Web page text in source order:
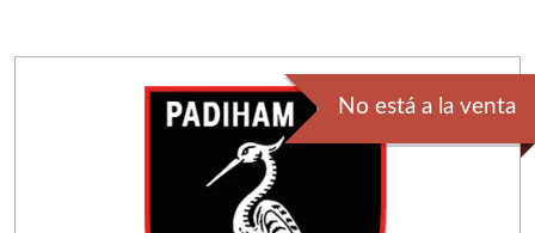
No está a la venta